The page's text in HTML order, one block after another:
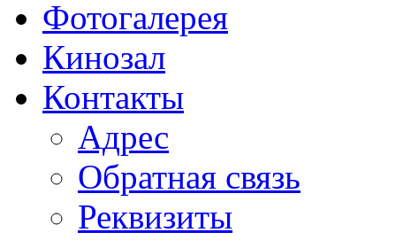
Фотогалерея
Кинозал
Контакты
Адрес
Обратная связь
Реквизиты